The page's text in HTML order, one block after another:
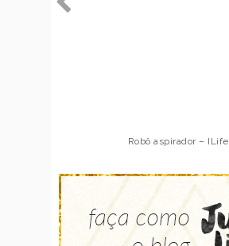
Robô aspirador – ILife